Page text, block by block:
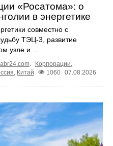
«Росатома»: о
в энергетике
совместно с
ТЭЦ‑3, развитие
узле и ...
Корпорации
Китай 1060 07.08.2026